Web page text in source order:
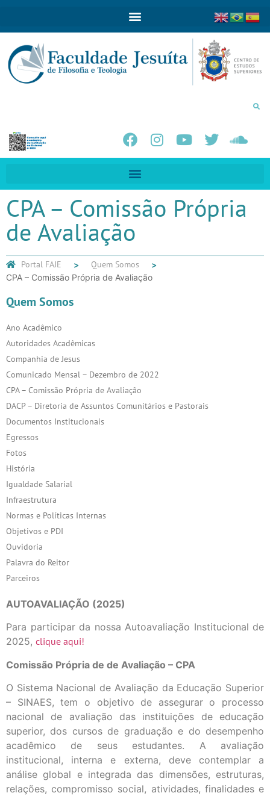
CPA – Comissão Própria
de Avaliação
Portal FAJE Quem Somos
CPA – Comissão Própria de Avaliação
Quem Somos
Ano Acadêmico
Autoridades Acadêmicas
Companhia de Jesus
Comunicado Mensal – Dezembro de 2022
CPA – Comissão Própria de Avaliação
DACP – Diretoria de Assuntos Comunitários e Pastorais
Documentos Institucionais
Egressos
Fotos
História
Igualdade Salarial
Infraestrutura
Normas e Políticas Internas
Objetivos e PDI
Ouvidoria
Palavra do Reitor
Parceiros
AUTOAVALIAÇÃO (2025)
Para participar da nossa Autoavaliação Institucional de
2025, clique aqui!
Comissão Própria de de Avaliação – CPA
O Sistema Nacional de Avaliação da Educação Superior
– SINAES, tem o objetivo de assegurar o processo
nacional de avaliação das instituições de educação
superior, dos cursos de graduação e do desempenho
acadêmico de seus estudantes. A avaliação
institucional, interna e externa, deve contemplar a
análise global e integrada das dimensões, estruturas,
relações, compromisso social, atividades, finalidades e